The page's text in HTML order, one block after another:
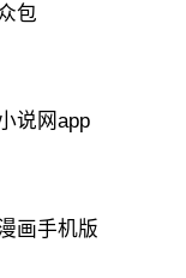
包
说网app
画手机版